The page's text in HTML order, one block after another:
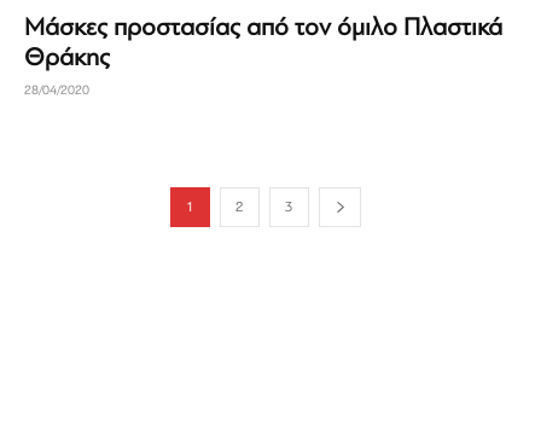
Μάσκες προστασίας από τον όμιλο Πλαστικά
Θράκης
28/04/2020
1 2 3